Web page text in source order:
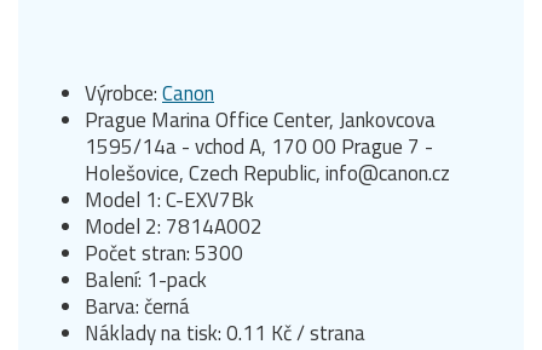
Výrobce:Canon
Prague Marina Office Center, Jankovcova
1595/14a - vchod A, 170 00 Prague 7 -
Holešovice, Czech Republic, info@canon.cz
Model 1: C-EXV7Bk
Model 2: 7814A002
Počet stran: 5300
Balení: 1-pack
Barva: černá
Náklady na tisk: 0.11 Kč / strana